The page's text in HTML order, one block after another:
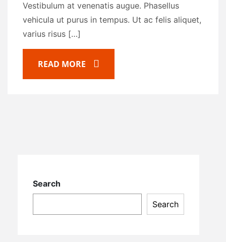
Vestibulum at venenatis augue. Phasellus
vehicula ut purus in tempus. Ut ac felis aliquet,
varius risus […]
READ MORE
Search
Search